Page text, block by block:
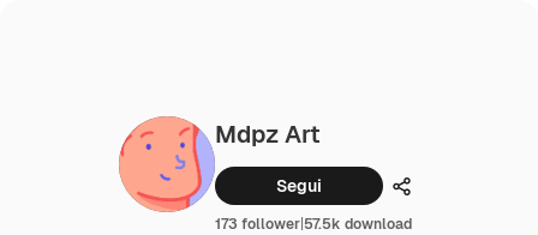
Mdpz Art
Segui Condividi
173 follower|57.5k download